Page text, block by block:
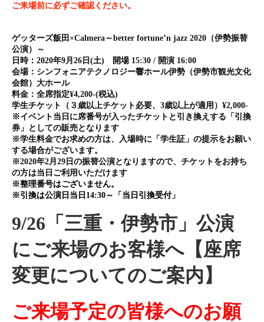
ご来場前に必ずご確認ください。
ゲッターズ飯田×Calmera～better fortune’n jazz 2020（伊勢振替
公演）～
日時：2020年9月26日(土) 開場 15:30 / 開演 16:00
会場：シンフォニアテクノロジー響ホール伊勢（伊勢市観光文化
会館）大ホール
料金：全席指定¥4,200-(税込)
学生チケット（３歳以上チケット必要、3歳以上が適用）¥2,000-
※イベント当日に席番号が入ったチケットと引き換えする「引換
券」としての販売となります
※学生料金でお求めの方は、入場時に「学生証」の提示をお願い
する場合がございます。
※2020年2月29日の振替公演となりますので、チケットをお持ち
の方は当日ご利用いただけます
※整理番号はございません。
※引換は公演日当日14:30～「当日引換受付」
9/26「三重・伊勢市」公演
にご来場のお客様へ【座席
変更についてのご案内】
ご来場予定の皆様へのお願